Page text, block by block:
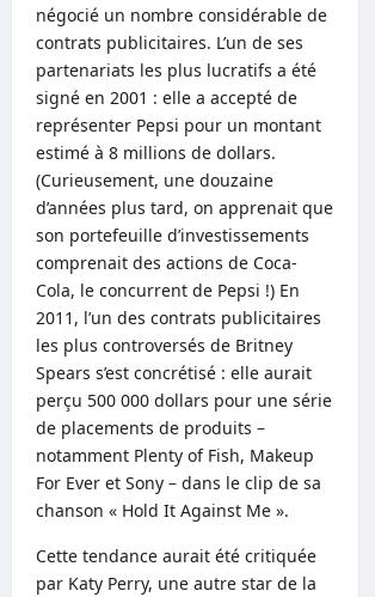
négocié un nombre considérable de
contrats publicitaires. L’un de ses
partenariats les plus lucratifs a été
signé en 2001 : elle a accepté de
représenter Pepsi pour un montant
estimé à 8 millions de dollars.
(Curieusement, une douzaine
d’années plus tard, on apprenait que
son portefeuille d’investissements
comprenait des actions de Coca-
Cola, le concurrent de Pepsi !) En
2011, l’un des contrats publicitaires
les plus controversés de Britney
Spears s’est concrétisé : elle aurait
perçu 500 000 dollars pour une série
de placements de produits –
notamment Plenty of Fish, Makeup
For Ever et Sony – dans le clip de sa
chanson « Hold It Against Me ».
Cette tendance aurait été critiquée
par Katy Perry, une autre star de la